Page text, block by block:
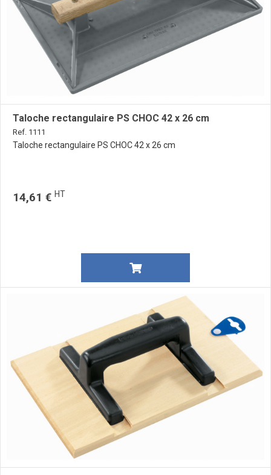
Taloche rectangulaire PS CHOC 42 x 26 cm
Ref. 1111
Taloche rectangulaire PS CHOC 42 x 26 cm
14,61 € HT